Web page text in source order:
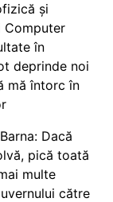
și
Computer
în
deprinde noi
mă întorc în
Dacă
pică toată
multe
către